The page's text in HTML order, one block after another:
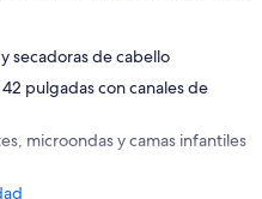
secadoras de cabello
pulgadas con canales de
microondas y camas infantiles